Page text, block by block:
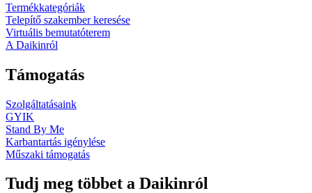
Termékkategóriák
Telepítő szakember keresése
Virtuális bemutatóterem
A Daikinról
Támogatás
Szolgáltatásaink
GYIK
Stand By Me
Karbantartás igénylése
Műszaki támogatás
Tudj meg többet a Daikinról